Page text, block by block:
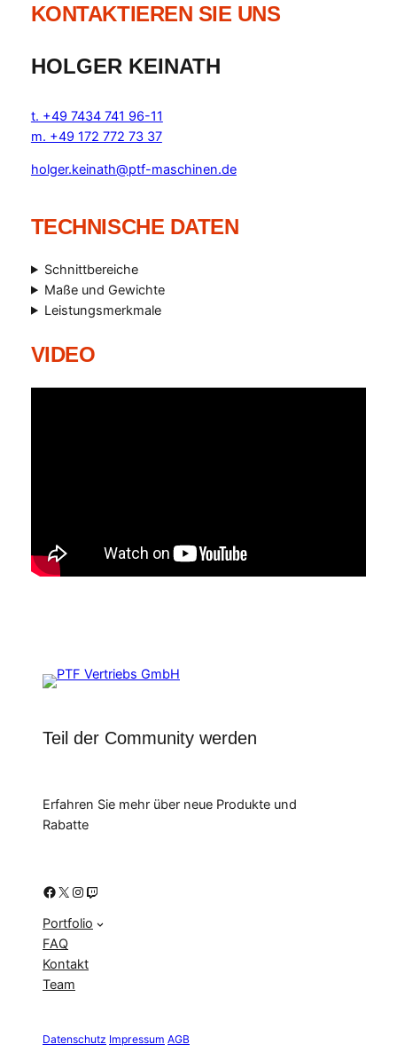
KONTAKTIEREN SIE UNS
HOLGER KEINATH
t. +49 7434 741 96-11
m. +49 172 772 73 37
holger.keinath@ptf-maschinen.de
TECHNISCHE DATEN
Schnittbereiche
Maße und Gewichte
Leistungsmerkmale
VIDEO
Teil der Community werden
Erfahren Sie mehr über neue Produkte und
Rabatte
Facebook X Instagram Twitch
Portfolio
FAQ
Kontakt
Team
Datenschutz Impressum AGB